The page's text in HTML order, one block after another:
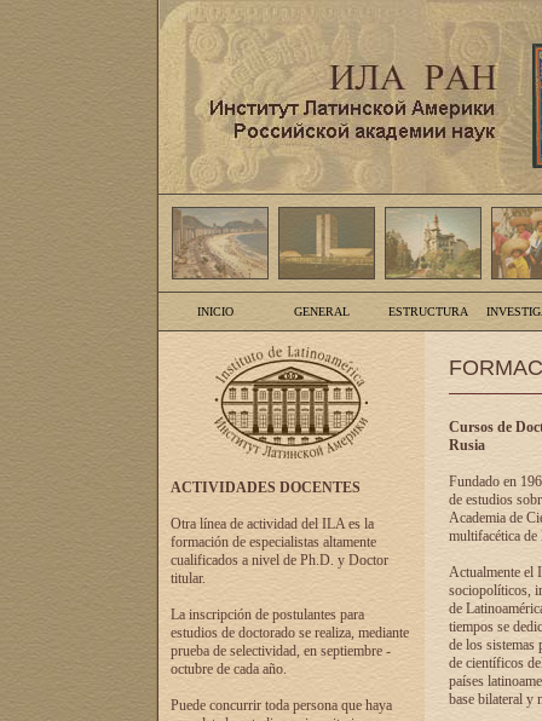
INICIO GENERAL ESTRUCTURA
ACTIVIDADES DOCENTES
Otra línea de actividad del ILA es la
formación de especialistas altamente
cualificados a nivel de Ph.D. y Doctor
titular.
La inscripción de postulantes para
estudios de doctorado se realiza, mediante
prueba de selectividad, en septiembre -
octubre de cada año.
Puede concurrir toda persona que haya
Cursos de
Rusia
Fundado en
de estudios
Academia de
multifacética de
Actualmente el
sociopolíticos,
de
tiempos se
de los sistemas
de científicos
países
base bilateral y